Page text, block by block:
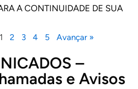
A CONTINUIDADE DE SUA
1 2 3 4 5 Avançar »
–
e Avisos